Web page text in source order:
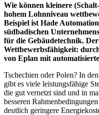
Wie können kleinere
hohem Lohnniveau
Beispiel ist Hade
südbadischen
für die Gebäudetechnik.
Wettbewerbsfähigkeit:
von Eplan mit
Tschechien oder Polen? In
gibt es viele leistungsfähige
die gut vernetzt sind und in
besseren
deutlich geringere